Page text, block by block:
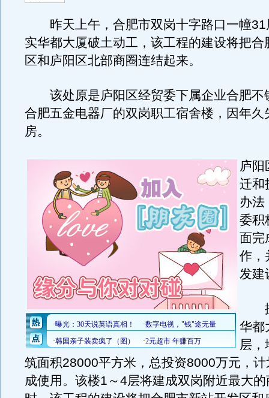
昨天上午，合肥市双岗十字路口一幢
实华都大厦破土动工，该工程的建设将把合
区和庐阳区北部商圈连结起来。
该处原是庐阳区经贸委下属企业合肥不
合肥五金电器厂的双岗职工宿舍楼，因年久
房。
庐阳
迁和
办法
委积
面完
作，
发建
据
华都
层，
筑面积28000平方米，总投资8000万元，
成使用。该楼1～4层将建成双岗附近最大